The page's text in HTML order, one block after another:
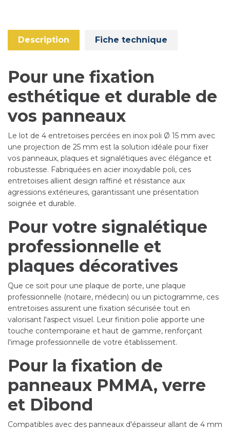
Description Fiche technique
Pour une fixation
esthétique et durable de
vos panneaux
Le lot de 4 entretoises percées en inox poli Ø 15 mm avec
une projection de 25 mm est la solution idéale pour fixer
vos panneaux, plaques et signalétiques avec élégance et
robustesse. Fabriquées en acier inoxydable poli, ces
entretoises allient design raffiné et résistance aux
agressions extérieures, garantissant une présentation
soignée et durable.
Pour votre signalétique
professionnelle et
plaques décoratives
Que ce soit pour une plaque de porte, une plaque
professionnelle (notaire, médecin) ou un pictogramme, ces
entretoises assurent une fixation sécurisée tout en
valorisant l'aspect visuel. Leur finition polie apporte une
touche contemporaine et haut de gamme, renforçant
l'image professionnelle de votre établissement.
Pour la fixation de
panneaux PMMA, verre
et Dibond
Compatibles avec des panneaux d'épaisseur allant de 4 mm